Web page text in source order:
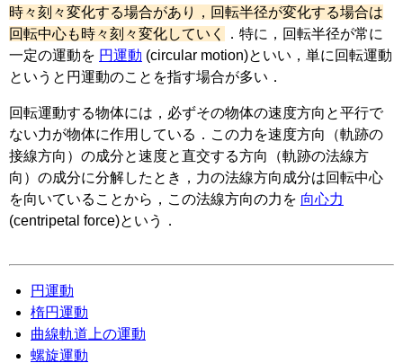
時々刻々変化する場合があり，回転半径が変化する場合は
回転中心も時々刻々変化していく
．特に，回転半径が常に
一定の運動を 円運動 (circular motion)といい，単に回転運動
というと円運動のことを指す場合が多い．
回転運動する物体には，必ずその物体の速度方向と平行で
ない力が物体に作用している．この力を速度方向（軌跡の
接線方向）の成分と速度と直交する方向（軌跡の法線方
向）の成分に分解したとき，力の法線方向成分は回転中心
を向いていることから，この法線方向の力を 向心力
(centripetal force)という．
円運動
楕円運動
曲線軌道上の運動
螺旋運動